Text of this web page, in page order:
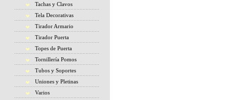
Tachas y Clavos
Tela Decorativas
Tirador Armario
Tirador Puerta
Topes de Puerta
Tornillería Pomos
Tubos y Soportes
Uniones y Pletinas
Varios